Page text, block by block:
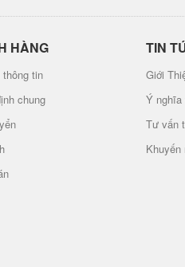
HÀNG
tin
chung
TIN
Giới
Ý nghĩa
Tư vấn
Khuyến